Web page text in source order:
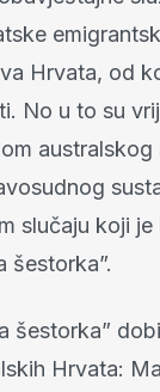
Hrvata, od
No u to su
australskog
slučaju koji
šestorka”.
šestorka”
Hrvata: